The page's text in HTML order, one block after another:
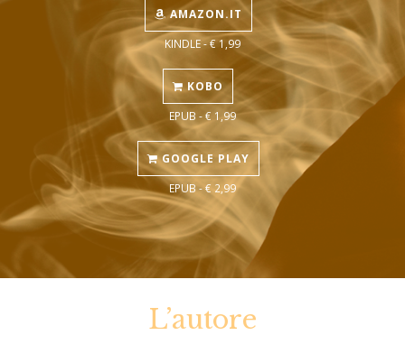
AMAZON.IT
KINDLE - € 1,99
KOBO
EPUB - € 1,99
GOOGLE PLAY
EPUB - € 2,99
L’autore